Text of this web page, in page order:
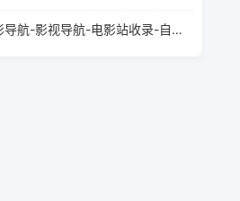
电影导航-影视导航-电影站收录-自动收录网-网站收录